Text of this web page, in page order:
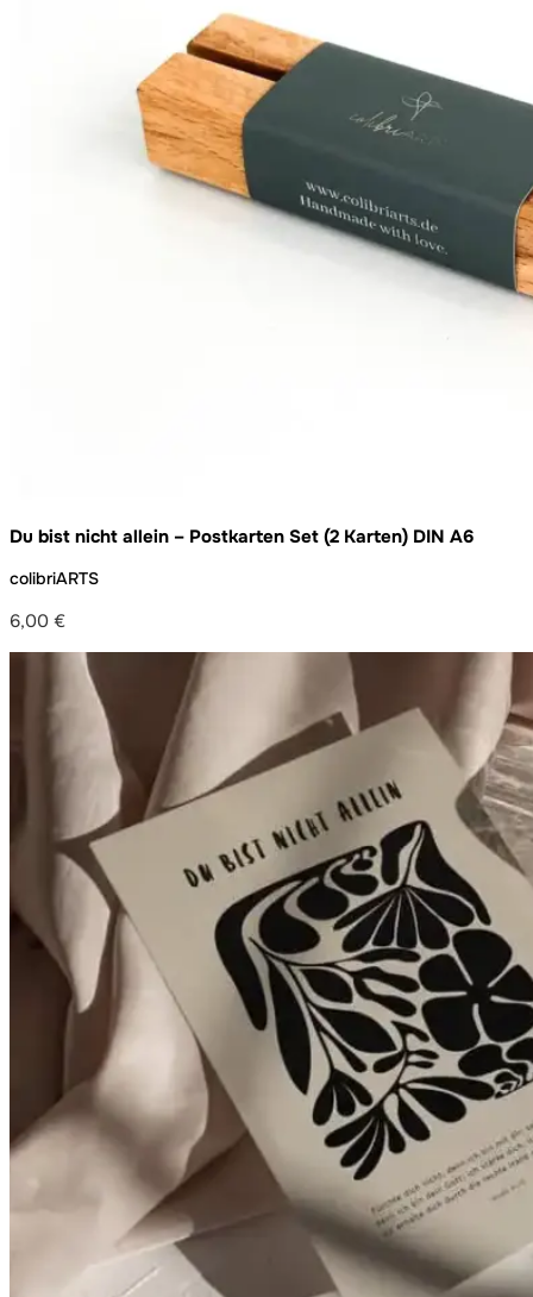
Du bist nicht allein – Postkarten Set (2 Karten) DIN A6
colibriARTS
6,00 €